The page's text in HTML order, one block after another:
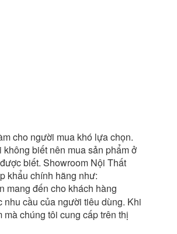
cho người mua khó lựa chọn.
biết nên mua sản phẩm ở
biết. Showroom Nội Thất
khẩu chính hãng như:
mang đến cho khách hàng
cầu của người tiêu dùng. Khi
chúng tôi cung cấp trên thị